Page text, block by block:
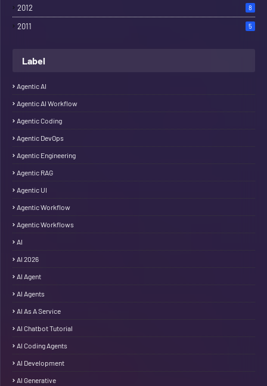
2012 8
2011 5
Label
Agentic AI
Agentic AI Workflow
Agentic Coding
Agentic DevOps
Agentic Engineering
Agentic RAG
Agentic UI
Agentic Workflow
Agentic Workflows
AI
AI 2026
AI Agent
AI Agents
AI As A Service
AI Chatbot Tutorial
AI Coding Agents
AI Development
AI Generative